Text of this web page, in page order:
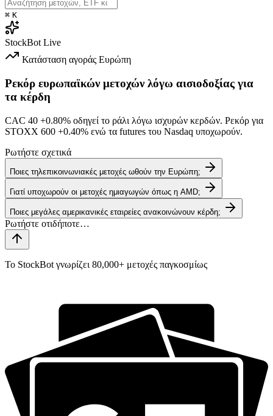
⌘ K
StockBot Live
Κατάσταση αγοράς Ευρώπη
Ρεκόρ ευρωπαϊκών μετοχών λόγω αισιοδοξίας για
τα κέρδη
CAC 40 +0.80% οδηγεί το ράλι λόγω ισχυρών κερδών. Ρεκόρ για
STOXX 600 +0.40% ενώ τα futures του Nasdaq υποχωρούν.
Ρωτήστε σχετικά
Ποιες τηλεπικοινωνιακές μετοχές ωθούν την Ευρώπη;
Γιατί υποχωρούν οι μετοχές ημιαγωγών όπως η AMD;
Ποιες μεγάλες αμερικανικές εταιρείες ανακοινώνουν κέρδη;
Το StockBot γνωρίζει 80,000+ μετοχές παγκοσμίως